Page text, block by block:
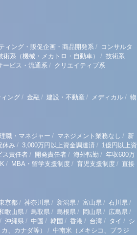
ィング・販促企画・商品開発系/ コンサルタ
術系（機械・メカトロ・自動車） / 技術系
ービス・流通系 / クリエイティブ系
ング / 金融 / 建設・不動産 / メディカル / 物
職・マネジャー / マネジメント業務なし / 新
休み / 3,000万円以上資金調達済 / 1億円以上資
ス責任者 / 開発責任者 / 海外転勤 / 年収600万
/ MBA・留学支援制度 / 育児支援制度 / 直接
京都 / 神奈川県 / 新潟県 / 富山県 / 石川県 /
歌山県 / 鳥取県 / 島根県 / 岡山県 / 広島県 /
/ 沖縄県 / 中国 / 韓国 / 香港 / 台湾 / タイ / シ
、カナダ等） / 中南米（メキシコ、ブラジ